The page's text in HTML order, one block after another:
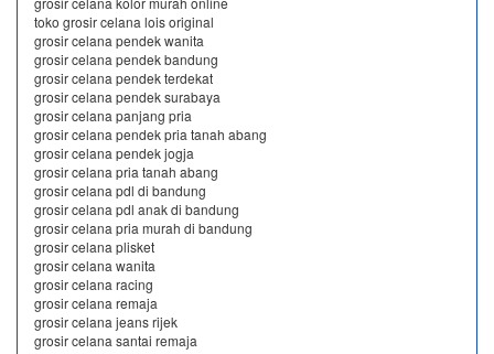
toko grosir celana lois original
grosir celana pendek wanita
grosir celana pendek bandung
grosir celana pendek terdekat
grosir celana pendek surabaya
grosir celana panjang pria
grosir celana pendek pria tanah abang
grosir celana pendek jogja
grosir celana pria tanah abang
grosir celana pdl di bandung
grosir celana pdl anak di bandung
grosir celana pria murah di bandung
grosir celana plisket
grosir celana wanita
grosir celana racing
grosir celana remaja
grosir celana jeans rijek
grosir celana santai remaja